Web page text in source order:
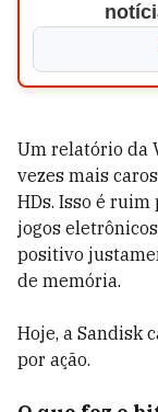
Um relatório da
vezes mais
HDs. Isso é
jogos
positivo
de memória.
Hoje, a Sandisk
por ação.